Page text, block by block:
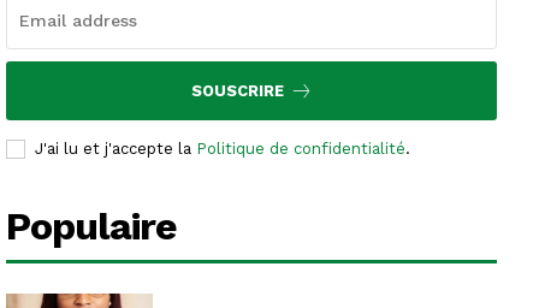
SOUSCRIRE
J'ai lu et j'accepte la Politique de confidentialité.
Populaire